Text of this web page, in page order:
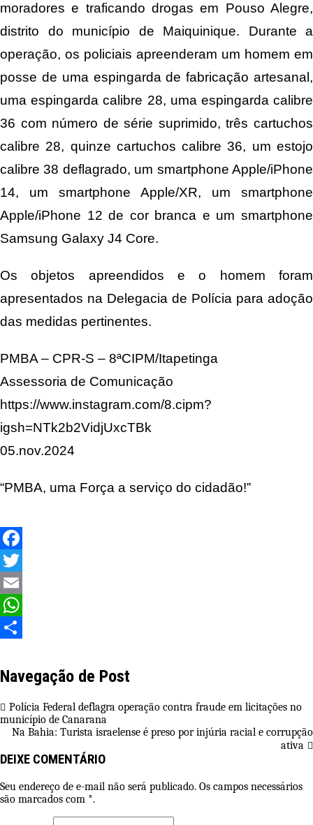
moradores e traficando drogas em Pouso Alegre,
distrito do município de Maiquinique. Durante a
operação, os policiais apreenderam um homem em
posse de uma espingarda de fabricação artesanal,
uma espingarda calibre 28, uma espingarda calibre
36 com número de série suprimido, três cartuchos
calibre 28, quinze cartuchos calibre 36, um estojo
calibre 38 deflagrado, um smartphone Apple/iPhone
14, um smartphone Apple/XR, um smartphone
Apple/iPhone 12 de cor branca e um smartphone
Samsung Galaxy J4 Core.
Os objetos apreendidos e o homem foram
apresentados na Delegacia de Polícia para adoção
das medidas pertinentes.
PMBA – CPR-S – 8ªCIPM/Itapetinga
Assessoria de Comunicação
https://www.instagram.com/8.cipm?
igsh=NTk2b2VidjUxcTBk
05.nov.2024
“PMBA, uma Força a serviço do cidadão!”
Facebook
Twitter
Email
WhatsApp
Navegação de Post
Polícia Federal deflagra operação contra fraude em licitações no
município de Canarana
Na Bahia: Turista israelense é preso por injúria racial e corrupção
ativa
DEIXE COMENTÁRIO
Seu endereço de e-mail não será publicado. Os campos necessários
são marcados com *.